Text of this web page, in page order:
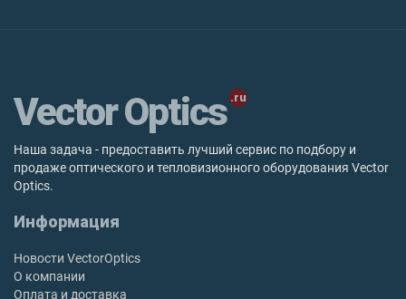
Vector Optics
Наша задача - предоставить лучший сервис по подбору и
продаже оптического и тепловизионного оборудования Vector
Optics.
Информация
Новости VectorOptics
О компании
Оплата и доставка